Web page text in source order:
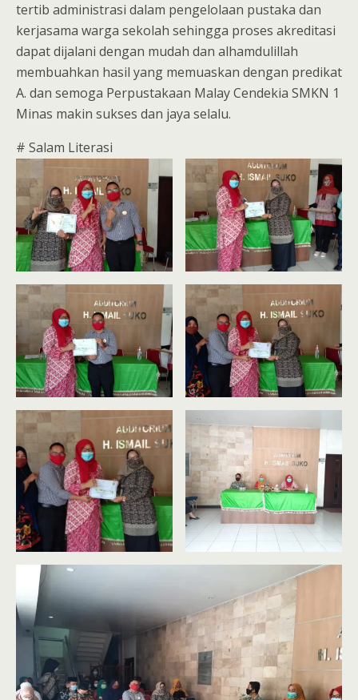
tertib administrasi dalam pengelolaan pustaka dan
kerjasama warga sekolah sehingga proses akreditasi
dapat dijalani dengan mudah dan alhamdulillah
membuahkan hasil yang memuaskan dengan predikat
A. dan semoga Perpustakaan Malay Cendekia SMKN 1
Minas makin sukses dan jaya selalu.
# Salam Literasi